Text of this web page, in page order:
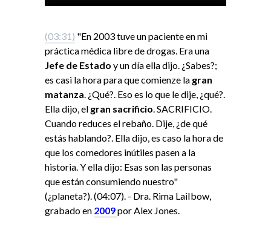
(03:31) "En 2003 tuve un paciente en mi
práctica médica libre de drogas. Era una
Jefe de Estado y un día ella dijo. ¿Sabes?;
es casi la hora para que comienze la gran
matanza. ¿Qué?. Eso es lo que le dije, ¿qué?.
Ella dijo, el gran sacrificio. SACRIFICIO.
Cuando reduces el rebaño. Dije, ¿de qué
estás hablando?. Ella dijo, es caso la hora de
que los comedores inútiles pasen a la
historia. Y ella dijo: Esas son las personas
que están consumiendo nuestro"
(¿planeta?). (04:07). - Dra. Rima LaiIbow,
grabado en 2009por Alex Jones.